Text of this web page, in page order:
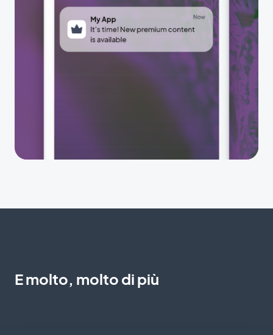
E molto, molto di più